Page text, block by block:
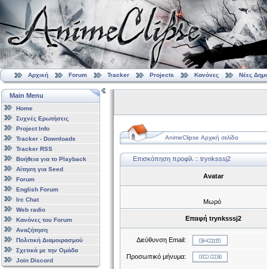
Αρχική Forum Tracker Projects Κανόνες Νέες
Main Menu
Home
Συχνές Ερωτήσεις
Project Info
Tracker - Downloads
Tracker RSS
Βοήθεια για το Playback
Αίτηση για Seed
Forum
English Forum
Irc Chat
Web radio
Κανόνες του Forum
Αναζήτηση
Πολιτική Διαμοιρασμού
Σχετικά με την Ομάδα
Join Discord
AnimeClipse Αρχική σελίδα
Επισκόπηση προφίλ :: trynksssj2
Avatar
Μωρό
Επαφή trynksssj2
Διεύθυνση Email:
Προσωπικό μήνυμα: